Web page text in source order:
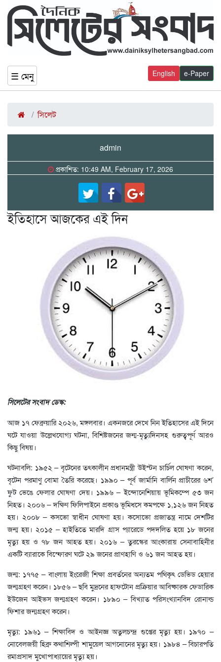
☰ মেনু e-Paper
English
সিলেট
admin
প্রকাশিত: 10:49 AM, February 17, 2026
ইতিহাসে আজকের এই দিন
সিলেটের সংবাদ ডেস্ক:
আজ ১৭ ফেব্রুয়ারি ২০২৬, মঙ্গলবার। একনজরে দেখে নিন ইতিহাসের এই দিনে
ঘটে যাওয়া উল্লেখযোগ্য ঘটনা, বিশিষ্টজনের জন্ম-মৃত্যুদিনসহ গুরুত্বপূর্ণ আরও
কিছু বিষয়।
ঘটনাবলি: ১৯৫২ – বৃটেনের তৎকালীন প্রধানমন্ত্রী উইস্টন চার্চিল ঘোষণা করেন,
বৃটেন পরমাণু বোমা তৈরি করেছে। ১৯৯০ – পূর্ব জার্মানি বার্লিন প্রাচীরের ৬শ’
ফুট ভেঙে ফেলার ঘোষণা দেয়। ১৯৯৬ – ইন্দোনেশিয়ায় ভূমিকম্পে ৫৩ জন
নিহত। ২০০৬ – দক্ষিণ ফিলিপাইনে প্রকাণ্ড ভূমিধসে কমপক্ষে ১,১২৬ জন নিহত
হয়। ২০০৮ – কসভো স্বাধীন ঘোষণা হয়। কসোভো প্রজাতন্ত্র নামে দেশটির
জন্ম হয়। ২০১৫ – হাইতিতে মারদি গ্রাস প্যারেডে পদদলিত হয়ে ১৮ জনের
মৃত্যু হয় ও ৭৮ জন আহত হয়। ২০১৬ – তুরস্কের আংকারায় সেনাবাহিনীর
একটি ব্যারাকে বিস্ফোরণ ঘটে ২৯ জনের প্রাণহাণি ও ৬১ জন আহত হয়।
জন্ম: ১৭৭৫ – বাংলায় ইংরেজী শিক্ষা প্রবর্তনের অন্যতম পথিকৃৎ ডেভিড হেয়ার
জন্মগ্রহণ করেন। ১৮৫৬ – ছবি মুদ্রনের হাফটোন প্রক্রিয়ার আবিষ্কারক ফেডারিক
ইউজেন আইভস জন্মগ্রহণ করেন। ১৮৯০ – বিখ্যাত পরিসংখ্যানবিদ রোনাল্ড
ফিশার জন্মগ্রহণ করেন।
মৃত্যু: ১৯৬১ – শিক্ষাবিদ ও আইনজ্ঞ অতুলচন্দ্র গুপ্তের মৃত্যু হয়। ১৯৭০ –
নোবেলজয়ী হিব্রু কথাশিল্পী শামুয়েল আগনোনের মৃত্যু হয়। ১৯৮৪ – বিচারপতি
রমাপ্রসাদ মুখোপাধ্যায়ের মৃত্যু হয়।